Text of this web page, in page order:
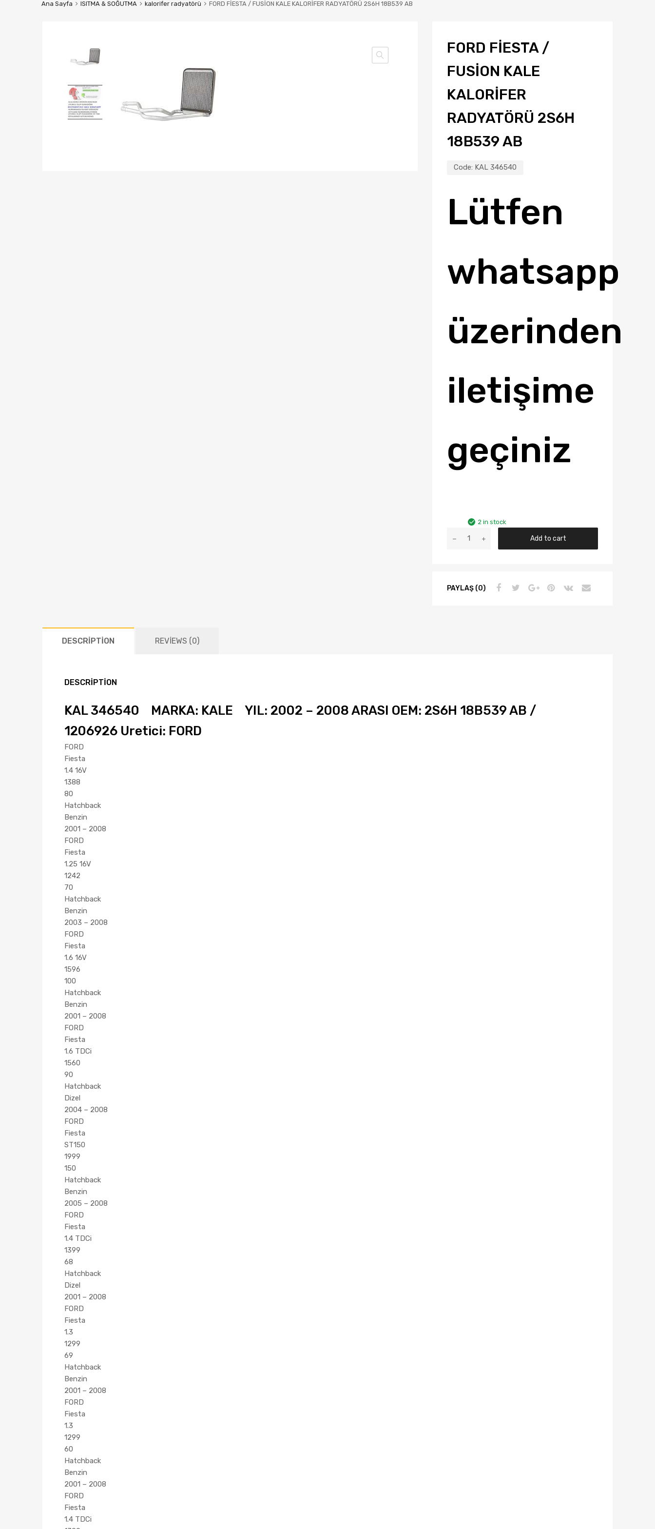
Ana Sayfa ISITMA & SOĞUTMA kalorifer radyatörü FORD FİESTA / FUSİON KALE KALORİFER RADYATÖRÜ 2S6H 18B539 AB
FORD FİESTA /
FUSİON KALE
KALORİFER
RADYATÖRÜ 2S6H
18B539 AB
Code: KAL 346540
Lütfen
whatsapp
üzerinden
iletişime
geçiniz
2 in stock
KALORİFER
Add to cart
PAYLAŞ (0)
DESCRIPTION REVIEWS (0)
DESCRIPTION
KAL 346540 MARKA: KALE YIL: 2002 – 2008 ARASI OEM: 2S6H 18B539 AB /
1206926 Uretici: FORD
FORD
Fiesta
1.4 16V
1388
80
Hatchback
Benzin
2001 – 2008
FORD
Fiesta
1.25 16V
1242
70
Hatchback
Benzin
2003 – 2008
FORD
Fiesta
1.6 16V
1596
100
Hatchback
Benzin
2001 – 2008
FORD
Fiesta
1.6 TDCi
1560
90
Hatchback
Dizel
2004 – 2008
FORD
Fiesta
ST150
1999
150
Hatchback
Benzin
2005 – 2008
FORD
Fiesta
1.4 TDCi
1399
68
Hatchback
Dizel
2001 – 2008
FORD
Fiesta
1.3
1299
69
Hatchback
Benzin
2001 – 2008
FORD
Fiesta
1.3
1299
60
Hatchback
Benzin
2001 – 2008
FORD
Fiesta
1.4 TDCi